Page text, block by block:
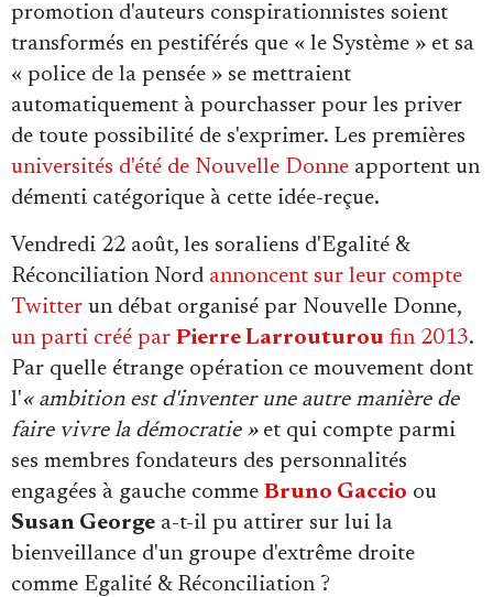
promotion d'auteurs conspirationnistes soient
transformés en pestiférés que « le Système » et sa
« police de la pensée » se mettraient
automatiquement à pourchasser pour les priver
de toute possibilité de s'exprimer. Les premières
universités d'été de Nouvelle Donne apportent un
démenti catégorique à cette idée-reçue.
Vendredi 22 août, les soraliens d'Egalité &
Réconciliation Nord annoncent sur leur compte
Twitter un débat organisé par Nouvelle Donne,
un parti créé par Pierre Larrouturou fin 2013.
Par quelle étrange opération ce mouvement dont
l'« ambition est d'inventer une autre manière de
faire vivre la démocratie »et qui compte parmi
ses membres fondateurs des personnalités
engagées à gauche comme Bruno Gaccio ou
Susan George a-t-il pu attirer sur lui la
bienveillance d'un groupe d'extrême droite
comme Egalité & Réconciliation ?